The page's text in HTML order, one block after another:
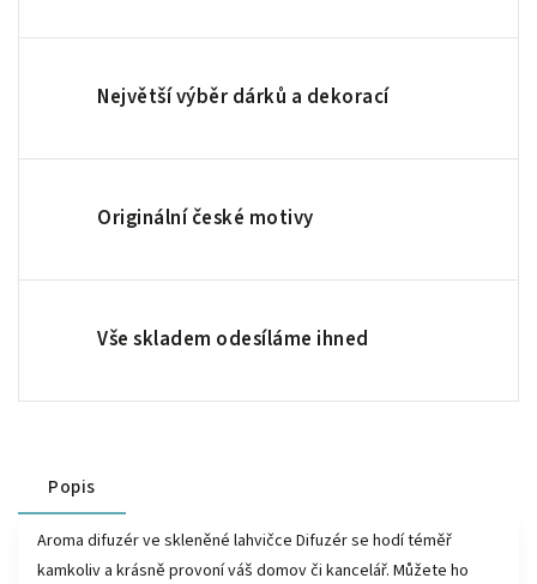
Největší výběr dárků a dekorací
Originální české motivy
Vše skladem odesíláme ihned
Popis
Aroma difuzér ve skleněné lahvičce Difuzér se hodí téměř
kamkoliv a krásně provoní váš domov či kancelář. Můžete ho